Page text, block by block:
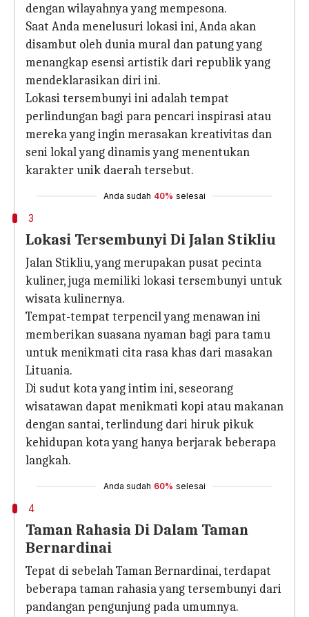
dengan wilayahnya yang mempesona.
Saat Anda menelusuri lokasi ini, Anda akan
disambut oleh dunia mural dan patung yang
menangkap esensi artistik dari republik yang
mendeklarasikan diri ini.
Lokasi tersembunyi ini adalah tempat
perlindungan bagi para pencari inspirasi atau
mereka yang ingin merasakan kreativitas dan
seni lokal yang dinamis yang menentukan
karakter unik daerah tersebut.
Anda sudah 40% selesai
3
Lokasi Tersembunyi Di Jalan Stikliu
Jalan Stikliu, yang merupakan pusat pecinta
kuliner, juga memiliki lokasi tersembunyi untuk
wisata kulinernya.
Tempat-tempat terpencil yang menawan ini
memberikan suasana nyaman bagi para tamu
untuk menikmati cita rasa khas dari masakan
Lituania.
Di sudut kota yang intim ini, seseorang
wisatawan dapat menikmati kopi atau makanan
dengan santai, terlindung dari hiruk pikuk
kehidupan kota yang hanya berjarak beberapa
langkah.
Anda sudah 60% selesai
4
Taman Rahasia Di Dalam Taman
Bernardinai
Tepat di sebelah Taman Bernardinai, terdapat
beberapa taman rahasia yang tersembunyi dari
pandangan pengunjung pada umumnya.